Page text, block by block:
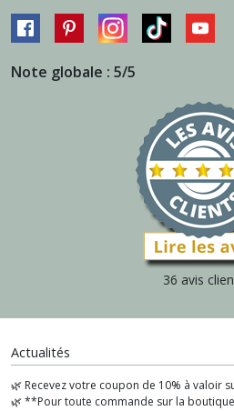
Note globale : 5/5
36 avis
Actualités
🌿 Recevez votre coupon de 10% à valoir
🌿 **Pour toute commande sur la